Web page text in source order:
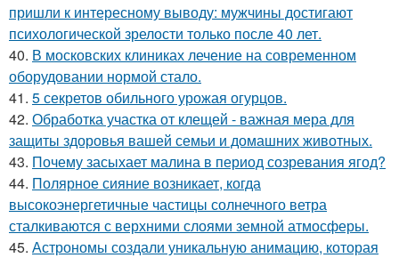
пришли к интересному выводу: мужчины достигают
психологической зрелости только после 40 лет.
40. В московских клиниках лечение на современном
оборудовании нормой стало.
41. 5 секретов обильного урожая огурцов.
42. Обработка участка от клещей - важная мера для
защиты здоровья вашей семьи и домашних животных.
43. Почему засыхает малина в период созревания ягод?
44. Полярное сияние возникает, когда
высокоэнергетичные частицы солнечного ветра
сталкиваются с верхними слоями земной атмосферы.
45. Астрономы создали уникальную анимацию, которая